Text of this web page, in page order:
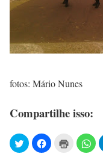
fotos: Mário Nunes
Compartilhe isso: